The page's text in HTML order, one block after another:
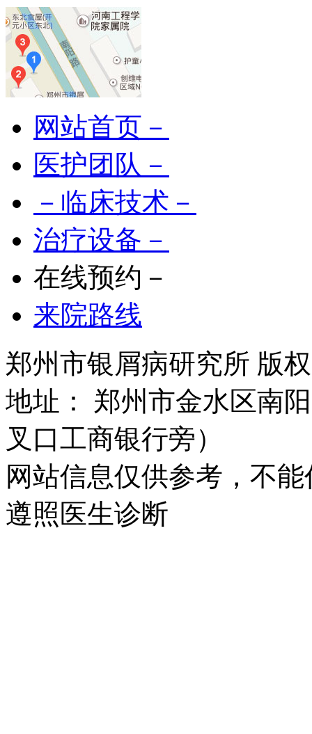
网站首页－
医护团队－
－临床技术－
治疗设备－
在线预约－
来院路线
郑州市银屑病研究所 版
地址： 郑州市金水区南
叉口工商银行旁）
网站信息仅供参考，不
遵照医生诊断